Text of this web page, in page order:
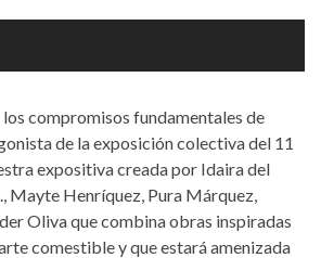
los compromisos fundamentales de
de la exposición colectiva del 11
expositiva creada por Idaira del
Mayte Henríquez, Pura Márquez,
Oliva que combina obras inspiradas
comestible y que estará amenizada